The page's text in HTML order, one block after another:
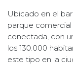
Ubicado en el
parque comercial
conectada, con
los 130.000
este tipo en la